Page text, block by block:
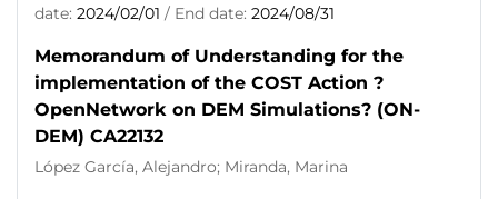
date: 2024/02/01 / End date: 2024/08/31
Memorandum of Understanding for the
implementation of the COST Action ?
OpenNetwork on DEM Simulations? (ON-
DEM) CA22132
López García, Alejandro; Miranda, Marina